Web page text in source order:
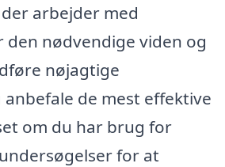
arbejder med
nødvendige viden og
nøjagtige
de mest effektive
om du har brug for
for at